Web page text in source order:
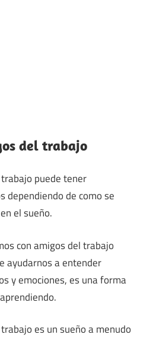
del trabajo
puede tener
dependiendo de como se
el sueño.
con amigos del trabajo
ayudarnos a entender
y emociones, es una forma
es un sueño a menudo